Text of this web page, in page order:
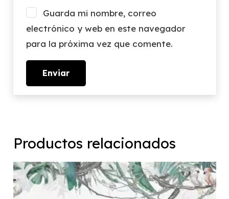
Guarda mi nombre, correo
electrónico y web en este navegador
para la próxima vez que comente.
Productos relacionados